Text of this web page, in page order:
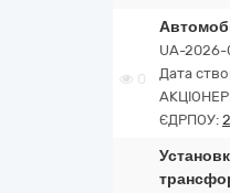
0
UA-
Дата
ЄДРПОУ: